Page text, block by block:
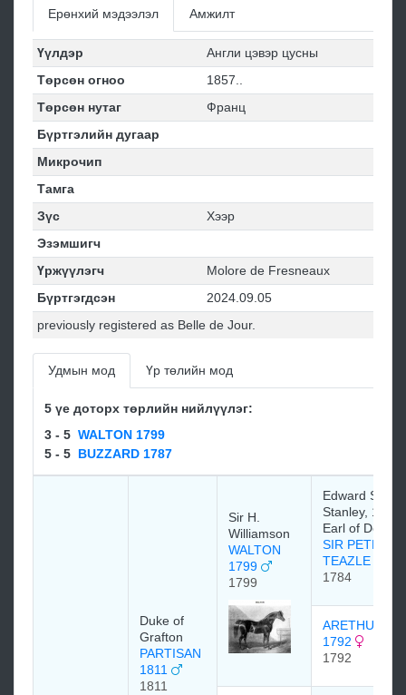
Ерөнхий мэдээлэл Амжилт
Үүлдэр
Англи цэвэр цусны
Төрсөн огноо
1857..
Төрсөн нутаг
Франц
Бүртгэлийн дугаар
Микрочип
Тамга
Зүс
Хээр
Эзэмшигч
Үржүүлэгч
Molore de Fresneaux
Бүртгэгдсэн
2024.09.05
previously registered as Belle de Jour.
Удмын мод Үр төлийн мод
5 үе доторх төрлийн нийлүүлэг:
3 - 5 WALTON 1799
5 - 5 BUZZARD 1787
Duke of
Grafton
PARTISAN
1811
1811
Sir H.
Williamson
WALTON
1799
1799
Edward Smith-
Stanley, 12th
Earl of Derby
SIR PETER
TEAZLE
1784
ARETHUSA
1792
1792